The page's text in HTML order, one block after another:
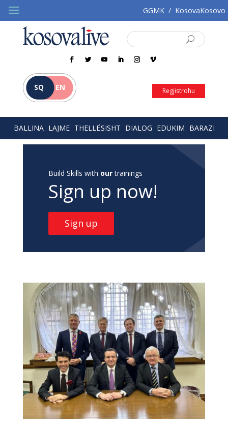
GGMK / KosovaKosovo
SQ EN Regjistrohu
BALLINA LAJME THELLËSISHT DIALOG EDUKIM BARAZI
Build Skills with ourtrainings
Sign up now!
Sign up